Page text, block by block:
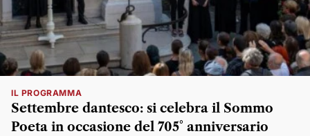
IL PROGRAMMA
Settembre dantesco: si celebra il Sommo
Poeta in occasione del 705° anniversario